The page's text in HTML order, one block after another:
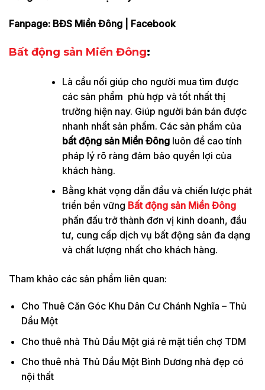
Fanpage: BĐS Miền Đông | Facebook
Bất động sản Miền Đông:
Là cầu nối giúp cho người mua tìm được
các sản phẩm phù hợp và tốt nhất thị
trường hiện nay. Giúp người bán bán được
nhanh nhất sản phẩm. Các sản phẩm của
bất động sản Miền Đôngluôn đề cao tính
pháp lý rõ ràng đảm bảo quyền lợi của
khách hàng.
Bằng khát vọng dẫn đầu và chiến lược phát
triển bền vững Bất động sản Miền Đông
phấn đấu trở thành đơn vị kinh doanh, đầu
tư, cung cấp dịch vụ bất động sản đa dạng
và chất lượng nhất cho khách hàng.
Tham khảo các sản phẩm liên quan:
Cho Thuê Căn Góc Khu Dân Cư Chánh Nghĩa – Thủ
Dầu Một
Cho thuê nhà Thủ Dầu Một giá rẻ mặt tiền chợ TDM
Cho thuê nhà Thủ Dầu Một Bình Dương nhà đẹp có
nội thất